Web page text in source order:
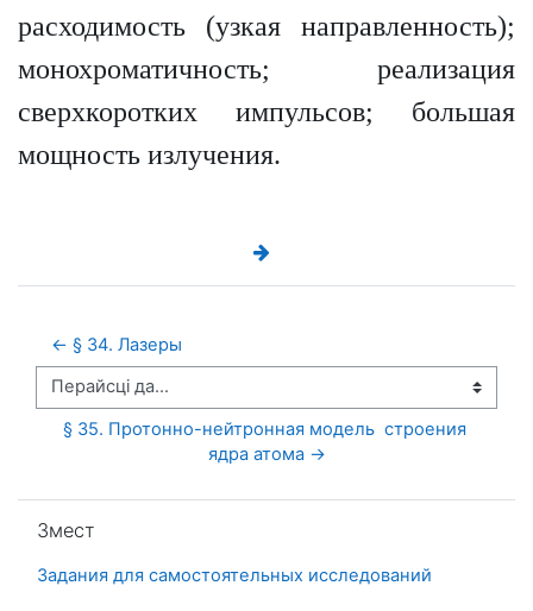
расходимость (узкая направленность);
монохроматичность; реализация
сверхкоротких импульсов; большая
мощность излучения.
← § 34. Лазеры
Перайсці да...
§ 35. Протонно-нейтронная модель  строения
ядра атома →
Змест
Задания для самостоятельных исследований